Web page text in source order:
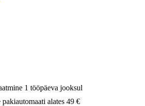
1 tööpäeva jooksul
pakiautomaati alates 49 €